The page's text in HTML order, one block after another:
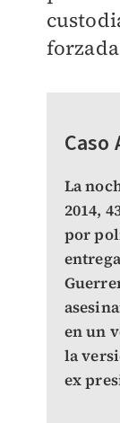
Caso
La
2014,
por
en un
la
ex